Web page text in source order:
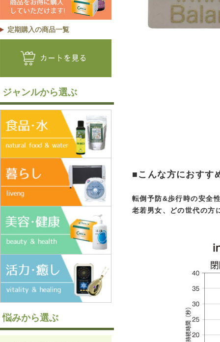
■こんな方におすす
転倒予防&歩行時の安全
老若男女、どの世代の方
定期購入の商品一覧
ジャンルから選ぶ
悩みから選ぶ